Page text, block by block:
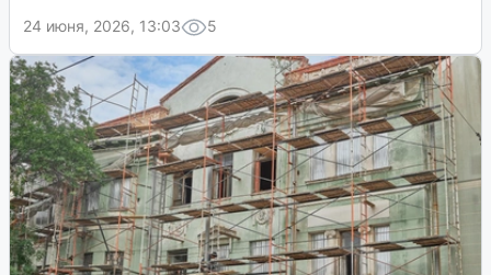
24 июня, 2026, 13:03
5